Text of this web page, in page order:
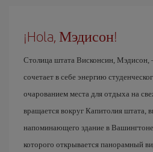
¡Hola, Мэдисон!
Столица штата Висконсин, Мэдисон,
сочетает в себе энергию
очарованием места для отдыха на
вращается вокруг Капитолия штата,
напоминающего здание в
которого открывается панорамный